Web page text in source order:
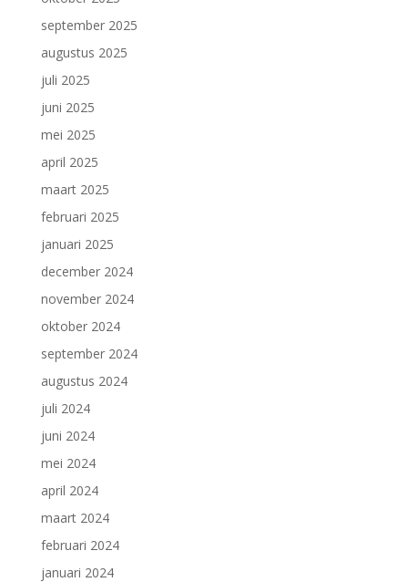
september 2025
augustus 2025
juli 2025
juni 2025
mei 2025
april 2025
maart 2025
februari 2025
januari 2025
december 2024
november 2024
oktober 2024
september 2024
augustus 2024
juli 2024
juni 2024
mei 2024
april 2024
maart 2024
februari 2024
januari 2024